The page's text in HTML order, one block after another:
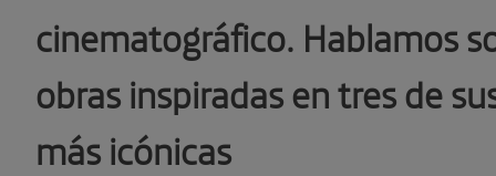
cinematográfico. Hablamos
obras inspiradas en tres de
más icónicas